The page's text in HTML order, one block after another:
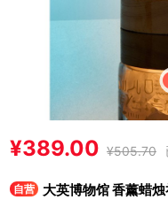
¥389.00 ¥505.70
自营
大英博物馆 香薰蜡